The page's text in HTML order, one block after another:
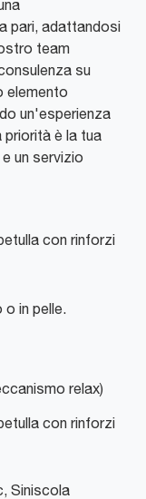
pari, adattandosi
team
su
elemento
un'esperienza
è la tua
un servizio
con rinforzi
in pelle.
relax)
con rinforzi
, Siniscola